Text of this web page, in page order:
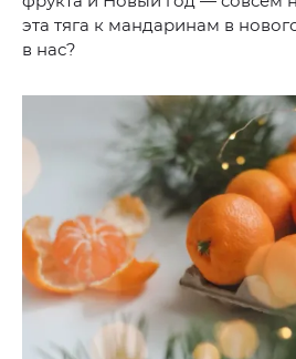
эта тяга к мандаринам в
в нас?